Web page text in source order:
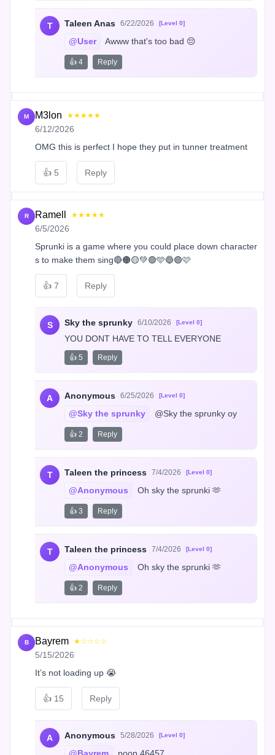
T Taleen Anas 6/22/2026 [Level 0]
@User Awww that's too bad 😔
👍 4 Reply
M M3lon ★★★★★
6/12/2026
OMG this is perfect I hope they put in tunner treatment
👍 5 Reply
R Ramell ★★★★★
6/5/2026
Sprunki is a game where you could place down character
s to make them sing🔴🟠🟡💚🟢🩵🔵🟣🩷
👍 7 Reply
S Sky the sprunky 6/10/2026 [Level 0]
YOU DONT HAVE TO TELL EVERYONE
👍 5 Reply
A Anonymous 6/25/2026 [Level 0]
@Sky the sprunky @Sky the sprunky oy
👍 2 Reply
T Taleen the princess 7/4/2026 [Level 0]
@Anonymous Oh sky the sprunki 🫶
👍 3 Reply
T Taleen the princess 7/4/2026 [Level 0]
@Anonymous Oh sky the sprunki 🫶
👍 2 Reply
B Bayrem ★☆☆☆☆
5/15/2026
It’s not loading up 😭
👍 15 Reply
A Anonymous 5/28/2026 [Level 0]
@Bayrem poop 46457